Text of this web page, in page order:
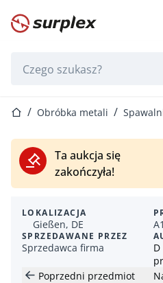
Strona główna
Strona główna
Obróbka metali
Ta aukcja się
zakończyła!
LOKALIZACJA
Gießen, DE
SPRZEDAWANE PRZEZ
Sprzedawca firma
Poprzedni przedmiot